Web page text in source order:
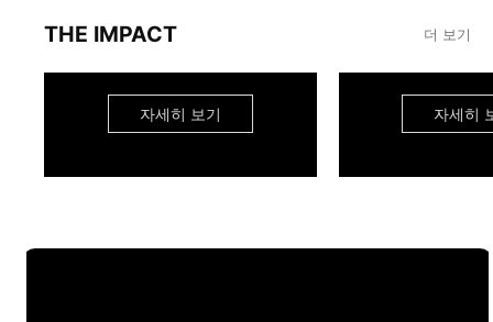
THE IMPACT 더 보기
자세히 보기 자세히